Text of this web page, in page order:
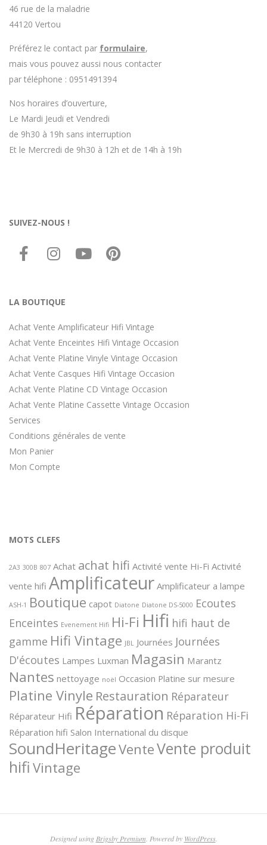
46 rue de la maladrie
44120 Vertou
Préférez le contact par formulaire,
mais vous pouvez aussi nous contacter
par téléphone : 0951491394
Nos horaires d’ouverture,
Le Mardi Jeudi et Vendredi
de 9h30 à 19h sans interruption
Et le Mercredi de 9h30 à 12h et de 14h à 19h
SUIVEZ-NOUS !
LA BOUTIQUE
Achat Vente Amplificateur Hifi Vintage
Achat Vente Enceintes Hifi Vintage Occasion
Achat Vente Platine Vinyle Vintage Occasion
Achat Vente Casques Hifi Vintage Occasion
Achat Vente Platine CD Vintage Occasion
Achat Vente Platine Cassette Vintage Occasion
Services
Conditions générales de vente
Mon Panier
Mon Compte
MOTS CLEFS
2A3 300B 807 Achat achat hifi Activité vente Hi-Fi Activité
vente hifi Amplificateur Amplificateur a lampe
ASH-1 Boutique capot Diatone Diatone DS-5000 Ecoutes
Enceintes Evenement Hifi Hi-Fi Hifi hifi haut de
gamme Hifi Vintage JBL Journées Journées
D'écoutes Lampes Luxman Magasin Marantz
Nantes nettoyage noël Occasion Platine sur mesure
Platine Vinyle Restauration Réparateur
Réparateur Hifi Réparation Réparation Hi-Fi
Réparation hifi Salon International du disque
SoundHeritageVenteVente produit
hifi Vintage
Designed using Brigsby Premium . Powered by WordPress.